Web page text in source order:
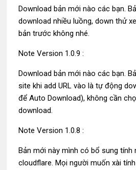
Download bản mới nào các bạn.
download nhiều luồng, down thử
bản trước không nhé.
Note Version 1.0.9 :
Download bản mới nào các bạn.
site khi add URL vào là tự động
để Auto Download), không cần
download.
Note Version 1.0.8 :
Bản mới này mình có bổ sung tính
cloudflare. Mọi người muốn xài